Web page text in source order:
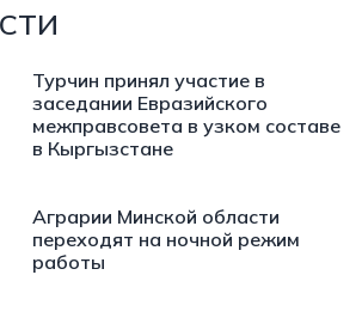
Турчин принял участие в
заседании Евразийского
межправсовета в узком составе
в Кыргызстане
Аграрии Минской области
переходят на ночной режим
работы